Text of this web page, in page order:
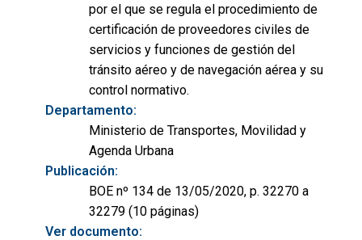
por el que se regula el procedimiento de
certificación de proveedores civiles de
servicios y funciones de gestión del
tránsito aéreo y de navegación aérea y su
control normativo.
Departamento:
Ministerio de Transportes, Movilidad y
Agenda Urbana
Publicación:
BOE nº 134 de 13/05/2020, p. 32270 a
32279 (10 páginas)
Ver documento: